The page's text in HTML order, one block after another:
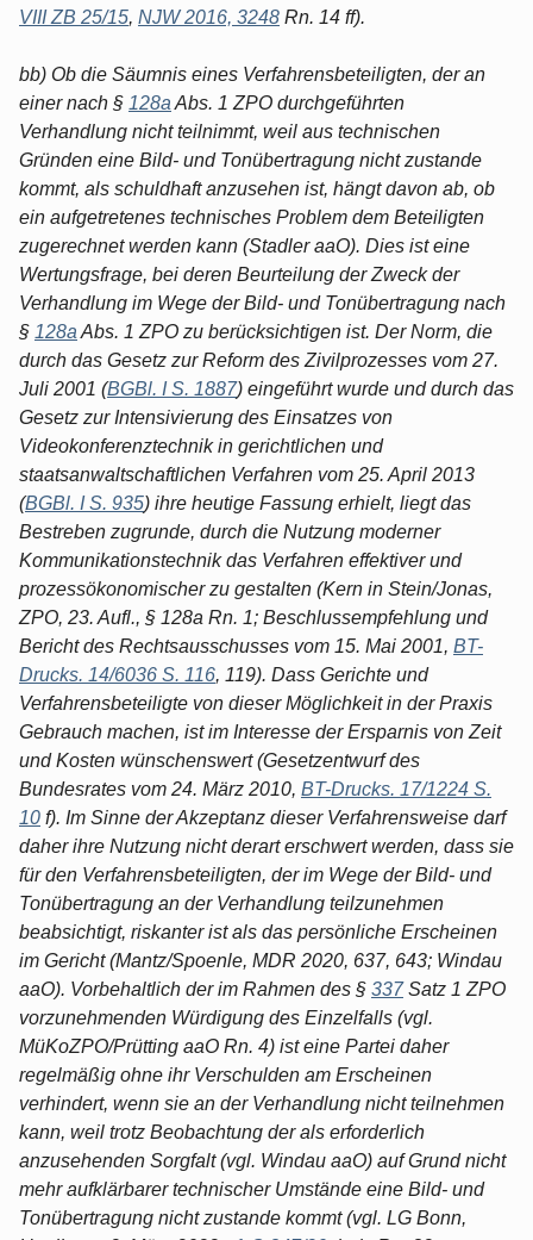
VIII ZB 25/15, NJW 2016, 3248 Rn. 14 ff).
bb) Ob die Säumnis eines Verfahrensbeteiligten, der an
einer nach § 128a Abs. 1 ZPO durchgeführten
Verhandlung nicht teilnimmt, weil aus technischen
Gründen eine Bild- und Tonübertragung nicht zustande
kommt, als schuldhaft anzusehen ist, hängt davon ab, ob
ein aufgetretenes technisches Problem dem Beteiligten
zugerechnet werden kann (Stadler aaO). Dies ist eine
Wertungsfrage, bei deren Beurteilung der Zweck der
Verhandlung im Wege der Bild- und Tonübertragung nach
§ 128a Abs. 1 ZPO zu berücksichtigen ist. Der Norm, die
durch das Gesetz zur Reform des Zivilprozesses vom 27.
Juli 2001 (BGBl. I S. 1887) eingeführt wurde und durch das
Gesetz zur Intensivierung des Einsatzes von
Videokonferenztechnik in gerichtlichen und
staatsanwaltschaftlichen Verfahren vom 25. April 2013
(BGBl. I S. 935) ihre heutige Fassung erhielt, liegt das
Bestreben zugrunde, durch die Nutzung moderner
Kommunikationstechnik das Verfahren effektiver und
prozessökonomischer zu gestalten (Kern in Stein/Jonas,
ZPO, 23. Aufl., § 128a Rn. 1; Beschlussempfehlung und
Bericht des Rechtsausschusses vom 15. Mai 2001, BT-
Drucks. 14/6036 S. 116, 119). Dass Gerichte und
Verfahrensbeteiligte von dieser Möglichkeit in der Praxis
Gebrauch machen, ist im Interesse der Ersparnis von Zeit
und Kosten wünschenswert (Gesetzentwurf des
Bundesrates vom 24. März 2010, BT-Drucks. 17/1224 S.
10 f). Im Sinne der Akzeptanz dieser Verfahrensweise darf
daher ihre Nutzung nicht derart erschwert werden, dass sie
für den Verfahrensbeteiligten, der im Wege der Bild- und
Tonübertragung an der Verhandlung teilzunehmen
beabsichtigt, riskanter ist als das persönliche Erscheinen
im Gericht (Mantz/Spoenle, MDR 2020, 637, 643; Windau
aaO). Vorbehaltlich der im Rahmen des § 337Satz 1 ZPO
vorzunehmenden Würdigung des Einzelfalls (vgl.
MüKoZPO/Prütting aaO Rn. 4) ist eine Partei daher
regelmäßig ohne ihr Verschulden am Erscheinen
verhindert, wenn sie an der Verhandlung nicht teilnehmen
kann, weil trotz Beobachtung der als erforderlich
anzusehenden Sorgfalt (vgl. Windau aaO) auf Grund nicht
mehr aufklärbarer technischer Umstände eine Bild- und
Tonübertragung nicht zustande kommt (vgl. LG Bonn,